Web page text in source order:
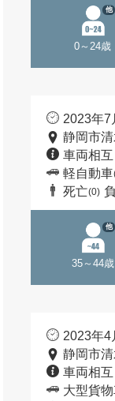
0～24歳
他
2023年7
静岡市
車両相
軽自動車
死亡(0)
35～44歳
他
2023年4
静岡市
車両相
大型貨